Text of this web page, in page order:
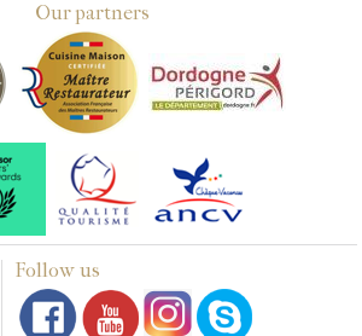
Our partners
Follow us